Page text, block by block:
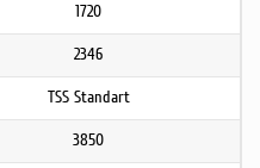
1720
2346
TSS Standart
3850